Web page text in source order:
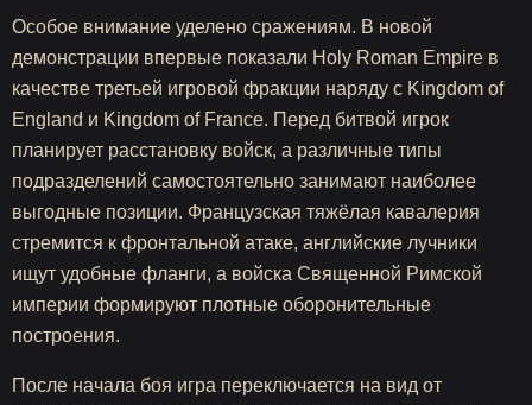
Особое внимание уделено сражениям. В новой
демонстрации впервые показали Holy Roman Empire в
качестве третьей игровой фракции наряду с Kingdom of
England и Kingdom of France. Перед битвой игрок
планирует расстановку войск, а различные типы
подразделений самостоятельно занимают наиболее
выгодные позиции. Французская тяжёлая кавалерия
стремится к фронтальной атаке, английские лучники
ищут удобные фланги, а войска Священной Римской
империи формируют плотные оборонительные
построения.
После начала боя игра переключается на вид от